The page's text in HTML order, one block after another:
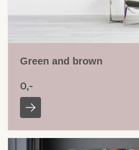
Green and brown
0,-